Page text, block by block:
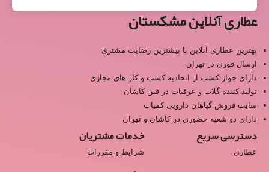
عطاری آنلاین مشکستان
بهترین عطاری آنلاین با بیشترین رضایت مشتری
ارسال فوری در تهران
دارای جواز کسب از اتحادیه کسب و کار های مجازی
تولید کننده گلاب و عرقیات در فین کاشان
سایت فروش گیاهان دارویی کمیاب
دارای دو شعبه حضوری در کاشان و تهران
دسترسی سریع
عطاری
خدمات مشتریان
شرایط و مقررات